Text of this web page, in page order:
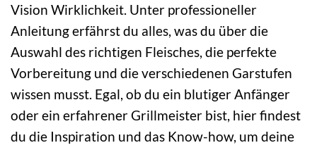
Vision Wirklichkeit. Unter professioneller
Anleitung erfährst du alles, was du über die
Auswahl des richtigen Fleisches, die perfekte
Vorbereitung und die verschiedenen Garstufen
wissen musst. Egal, ob du ein blutiger Anfänger
oder ein erfahrener Grillmeister bist, hier findest
du die Inspiration und das Know-how, um deine